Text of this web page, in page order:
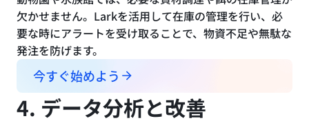
欠かせません。Larkを活用して在庫の管理を行い、必
要な時にアラートを受け取ることで、物資不足や無駄な
発注を防げます。
今すぐ始めよう
4. データ分析と改善